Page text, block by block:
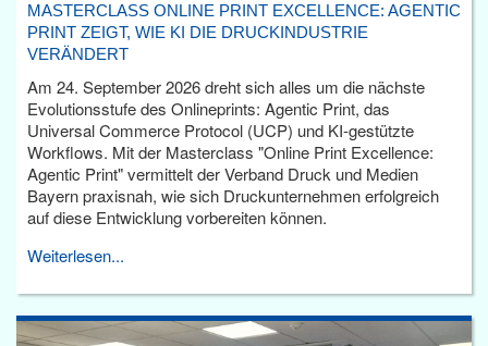
MASTERCLASS ONLINE PRINT EXCELLENCE: AGENTIC
PRINT ZEIGT, WIE KI DIE DRUCKINDUSTRIE
VERÄNDERT
Am 24. September 2026 dreht sich alles um die nächste
Evolutionsstufe des Onlineprints: Agentic Print, das
Universal Commerce Protocol (UCP) und KI-gestützte
Workflows. Mit der Masterclass "Online Print Excellence:
Agentic Print" vermittelt der Verband Druck und Medien
Bayern praxisnah, wie sich Druckunternehmen erfolgreich
auf diese Entwicklung vorbereiten können.
Weiterlesen...